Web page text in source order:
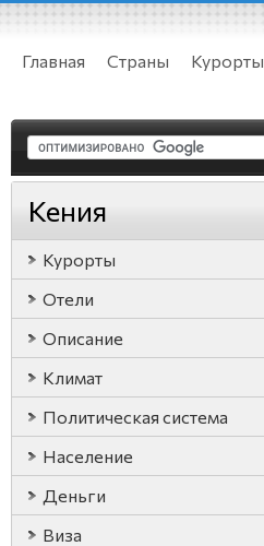
Главная Страны Курорты
Кения
Курорты
Отели
Описание
Климат
Политическая система
Население
Деньги
Виза